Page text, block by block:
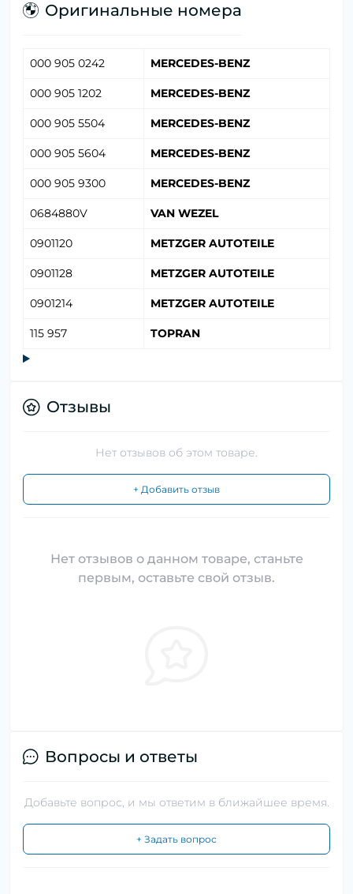
Оригинальные номера
000 905 0242 MERCEDES-BENZ
000 905 1202 MERCEDES-BENZ
000 905 5504 MERCEDES-BENZ
000 905 5604 MERCEDES-BENZ
000 905 9300 MERCEDES-BENZ
0684880V VAN WEZEL
0901120 METZGER AUTOTEILE
0901128 METZGER AUTOTEILE
0901214 METZGER AUTOTEILE
115 957 TOPRAN
Отзывы
Нет отзывов об этом товаре.
+ Добавить отзыв
Нет отзывов о данном товаре, станьте
первым, оставьте свой отзыв.
Вопросы и ответы
Добавьте вопрос, и мы ответим в ближайшее время.
+ Задать вопрос